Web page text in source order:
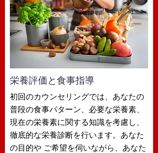
栄養評価と食事指導
初回のカウンセリングでは、あなたの
普段の食事パターン、必要な栄養素、
現在の栄養素に関する知識を考慮し、
徹底的な栄養診断を行います。あなた
の目的や ご希望を伺いながら、あなた